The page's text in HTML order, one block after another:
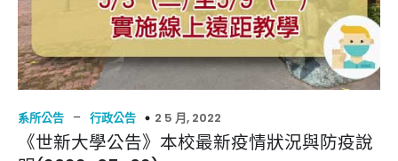
系所公告 – 行政公告 2 5 月, 2022
《世新大學公告》本校最新疫情狀況與防疫說